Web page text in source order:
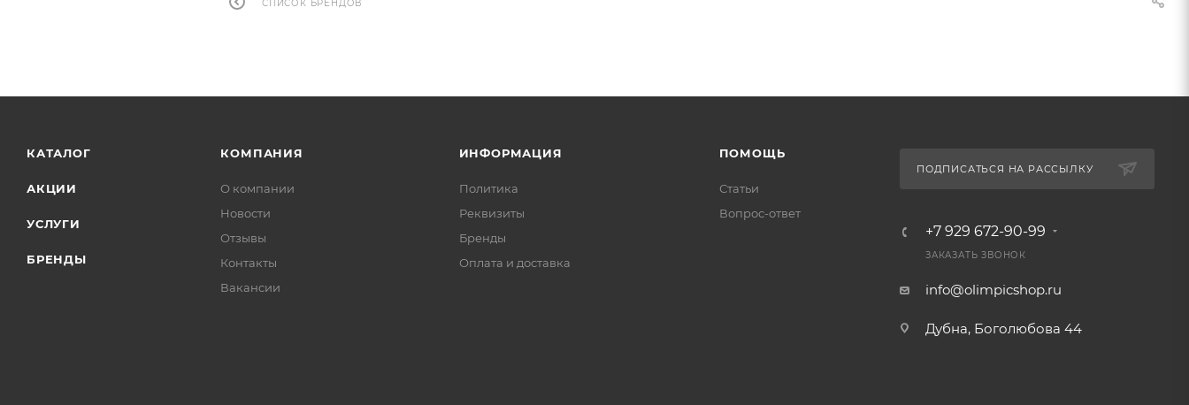
СПИСОК БРЕНДОВ
КАТАЛОГ
АКЦИИ
УСЛУГИ
БРЕНДЫ
КОМПАНИЯ
О компании
Новости
Отзывы
Контакты
Вакансии
ИНФОРМАЦИЯ
Политика
Реквизиты
Бренды
Оплата и доставка
ПОМОЩЬ
Статьи
Вопрос-ответ
ПОДПИСАТЬСЯ НА РАССЫЛКУ
+7 929 672-90-99
ЗАКАЗАТЬ ЗВОНОК
info@olimpicshop.ru
Дубна, Боголюбова 44